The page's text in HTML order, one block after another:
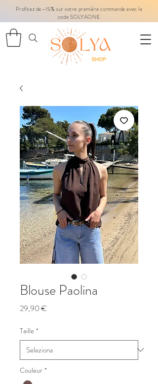
Profitez de -15% sur votre première commande avec le
code SOLYAONE
Blouse Paolina
29,90 €
Taille *
Couleur *